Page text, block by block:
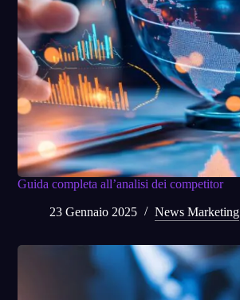
Guida completa all’analisi dei competitor
23 Gennaio 2025 News Marketing